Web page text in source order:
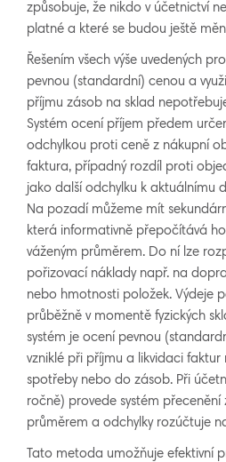
způsobuje, že nikdo v účetnictví
platné a které se budou ještě
Řešením všech výše uvedených
pevnou (standardní) cenou a
příjmu zásob na sklad
Systém ocení příjem předem
odchylkou proti ceně z nákupní
faktura, případný rozdíl proti
jako další odchylku k aktuálnímu
Na pozadí můžeme mít
která informativně přepočítává
váženým průměrem. Do ní lze
pořizovací náklady např. na
nebo hmotnosti položek. Výdeje
průběžně v momentě fyzických
systém je ocení pevnou
vzniklé při příjmu a likvidaci
spotřeby nebo do zásob. Při
ročně) provede systém přecenění
průměrem a odchylky rozúčtuje
Tato metoda umožňuje efektivní